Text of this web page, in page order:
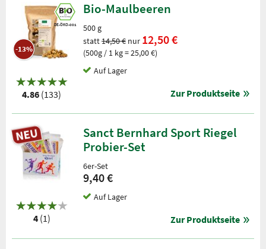
-13%
DE-ÖKO-001
4.86 (133)
Bio-Maulbeeren
500 g
statt14,50 € nur 12,50 €
(500g / 1 kg = 25,00 €)
Auf Lager
Zur Produktseite
4(1)
Sanct Bernhard Sport Riegel
Probier-Set
6er-Set
9,40 €
Auf Lager
Zur Produktseite